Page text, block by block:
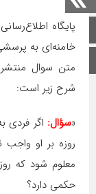
صفحه اصلی
پایگاه
خامنه‌ای به
متن سوال
شرح زیر است:
«سؤال: اگر فردی
روزه بر او
معلوم شود که
حکمی دارد؟